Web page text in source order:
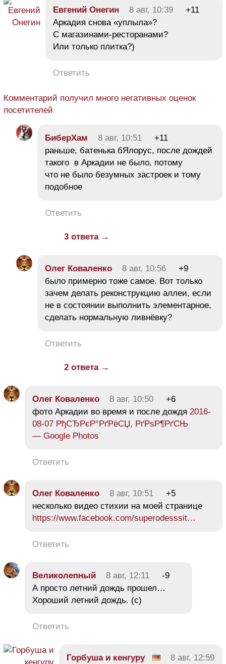
Евгений Онегин 8 авг, 10:39
+11
Аркадия снова «уплыла»?
С магазинами-ресторанами?
Или только плитка?)
Ответить
Комментарий получил много негативных оценок
посетителей
БиберХам 8 авг, 10:51
+11
раньше, батенька бЯлорус, после дождей
такого в Аркадии не было, потому
что не было безумных застроек и тому
подобное
Ответить
3 ответа →
Олег Коваленко 8 авг, 10:56
+9
было примерно тоже самое. Вот только
зачем делать реконструкцию аллеи, если
не в состоянии выполнить элементарное,
сделать нормальную ливнёвку?
Ответить
2 ответа →
Олег Коваленко 8 авг, 10:50
+6
фото Аркадии во время и после дождя 2016-
08-07 РђСЂРєР°РґРёСЏ, РґРѕР¶РґСЊ
— Google Photos
Ответить
Олег Коваленко 8 авг, 10:51
+5
несколько видео стихии на моей странице
https://www.facebook.com/superodesssit…
Ответить
Великолепный 8 авг, 12:11
-9
А просто летний дождь прошел…
Хороший летний дождь. (с)
Ответить
Горбуша и кенгуру
8 авг, 12:59